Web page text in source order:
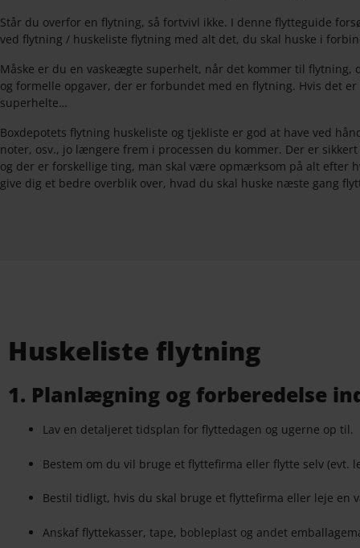
Står du overfor en flytning, så fortvivl ikke. I denne flytteguide
ved flytning / huskeliste flytning med alt det, du skal huske i
Måske er du en vaskeægte superhelt, når det kommer til
og formelle opgaver, der er forbundet med en flytning. Hvis det
superhelte…
Boxdepotets flytning huskeliste og tjekliste er god at have ved
noter, osv., jo længere frem i processen du kommer. Der er
og der er forskellige ting, man skal være opmærksom på alt efter
give dig et bedre overblik over, hvad du skal huske næste gang
Huskeliste flytning
1. Planlægning og forberedelse
Lav en detaljeret tidsplan for flyttedagen og ugerne op til.
Bestem om du vil bruge et flyttefirma eller flytte selv (evt.
Bestil tidligt, hvis du skal bruge et flyttefirma eller leje en
Anskaf flyttekasser, tape, bobleplast og andet